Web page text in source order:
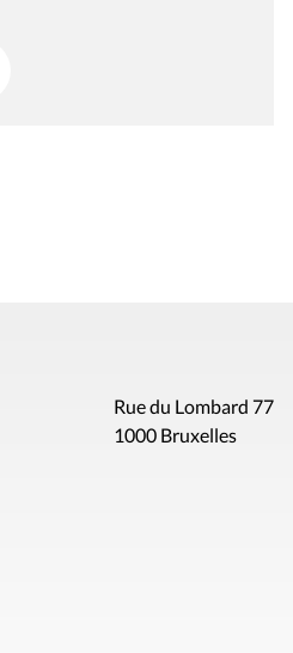
Rue du Lombard 77
1000 Bruxelles